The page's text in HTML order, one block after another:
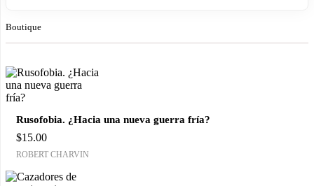
Boutique
Rusofobia. ¿Hacia una nueva guerra fría?
$15.00
ROBERT CHARVIN